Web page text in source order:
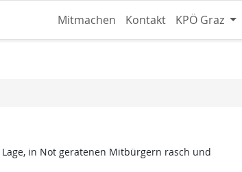
Mitmachen Kontakt KPÖ Graz
in Not geratenen Mitbürgern rasch und